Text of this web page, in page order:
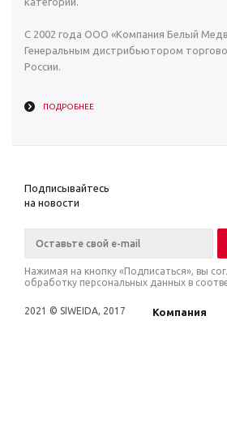
С 2002 года ООО «Компания Белый
Генеральным дистрибьютором
России.
ПОДРОБНЕЕ
Подписывайтесь
на новости
Нажимая на кнопку «Подписаться», вы
обработку персональных данных в
2021 © SIWEIDA, 2017 Компания